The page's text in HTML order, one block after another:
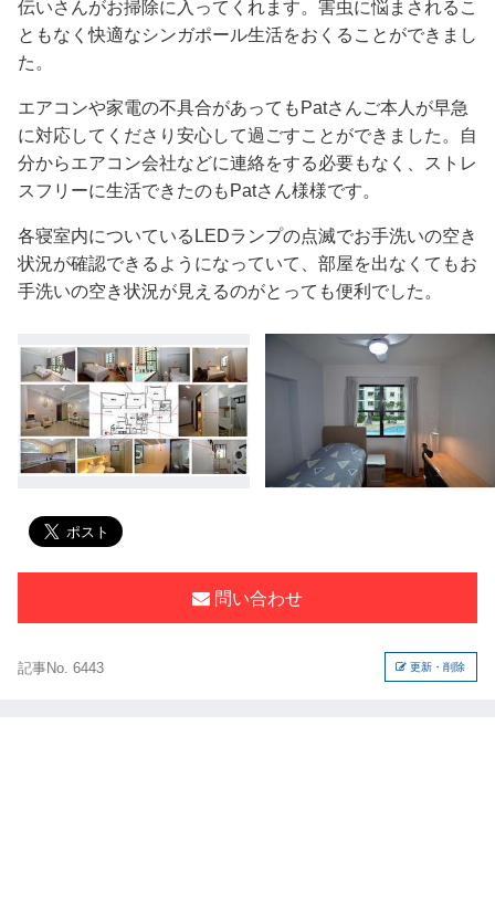
伝いさんがお掃除に入ってくれます。害虫に悩まされるこ
ともなく快適なシンガポール生活をおくることができまし
た。
エアコンや家電の不具合があってもPatさんご本人が早急
に対応してくださり安心して過ごすことができました。自
分からエアコン会社などに連絡をする必要もなく、ストレ
スフリーに生活できたのもPatさん様様です。
各寝室内についているLEDランプの点滅でお手洗いの空き
状況が確認できるようになっていて、部屋を出なくてもお
手洗いの空き状況が見えるのがとっても便利でした。
問い合わせ
記事No. 6443 更新・削除